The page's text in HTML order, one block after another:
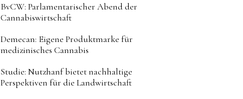
BvCW: Parlamentarischer Abend der
Cannabiswirtschaft
Demecan: Eigene Produktmarke für
medizinisches Cannabis
Studie: Nutzhanf bietet nachhaltige
Perspektiven für die Landwirtschaft